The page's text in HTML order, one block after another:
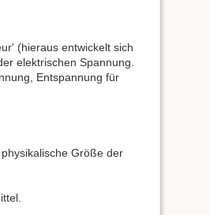
(hieraus entwickelt sich
elektrischen Spannung.
Entspannung für
Größe der